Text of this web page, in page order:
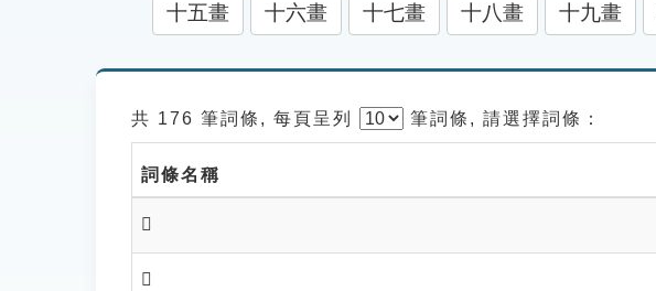
十五畫 十六畫 十七畫 十八畫 十九畫
共 176 筆詞條, 每頁呈列 筆詞條, 請選擇詞條：
詞條名稱
𦏋
𦏌